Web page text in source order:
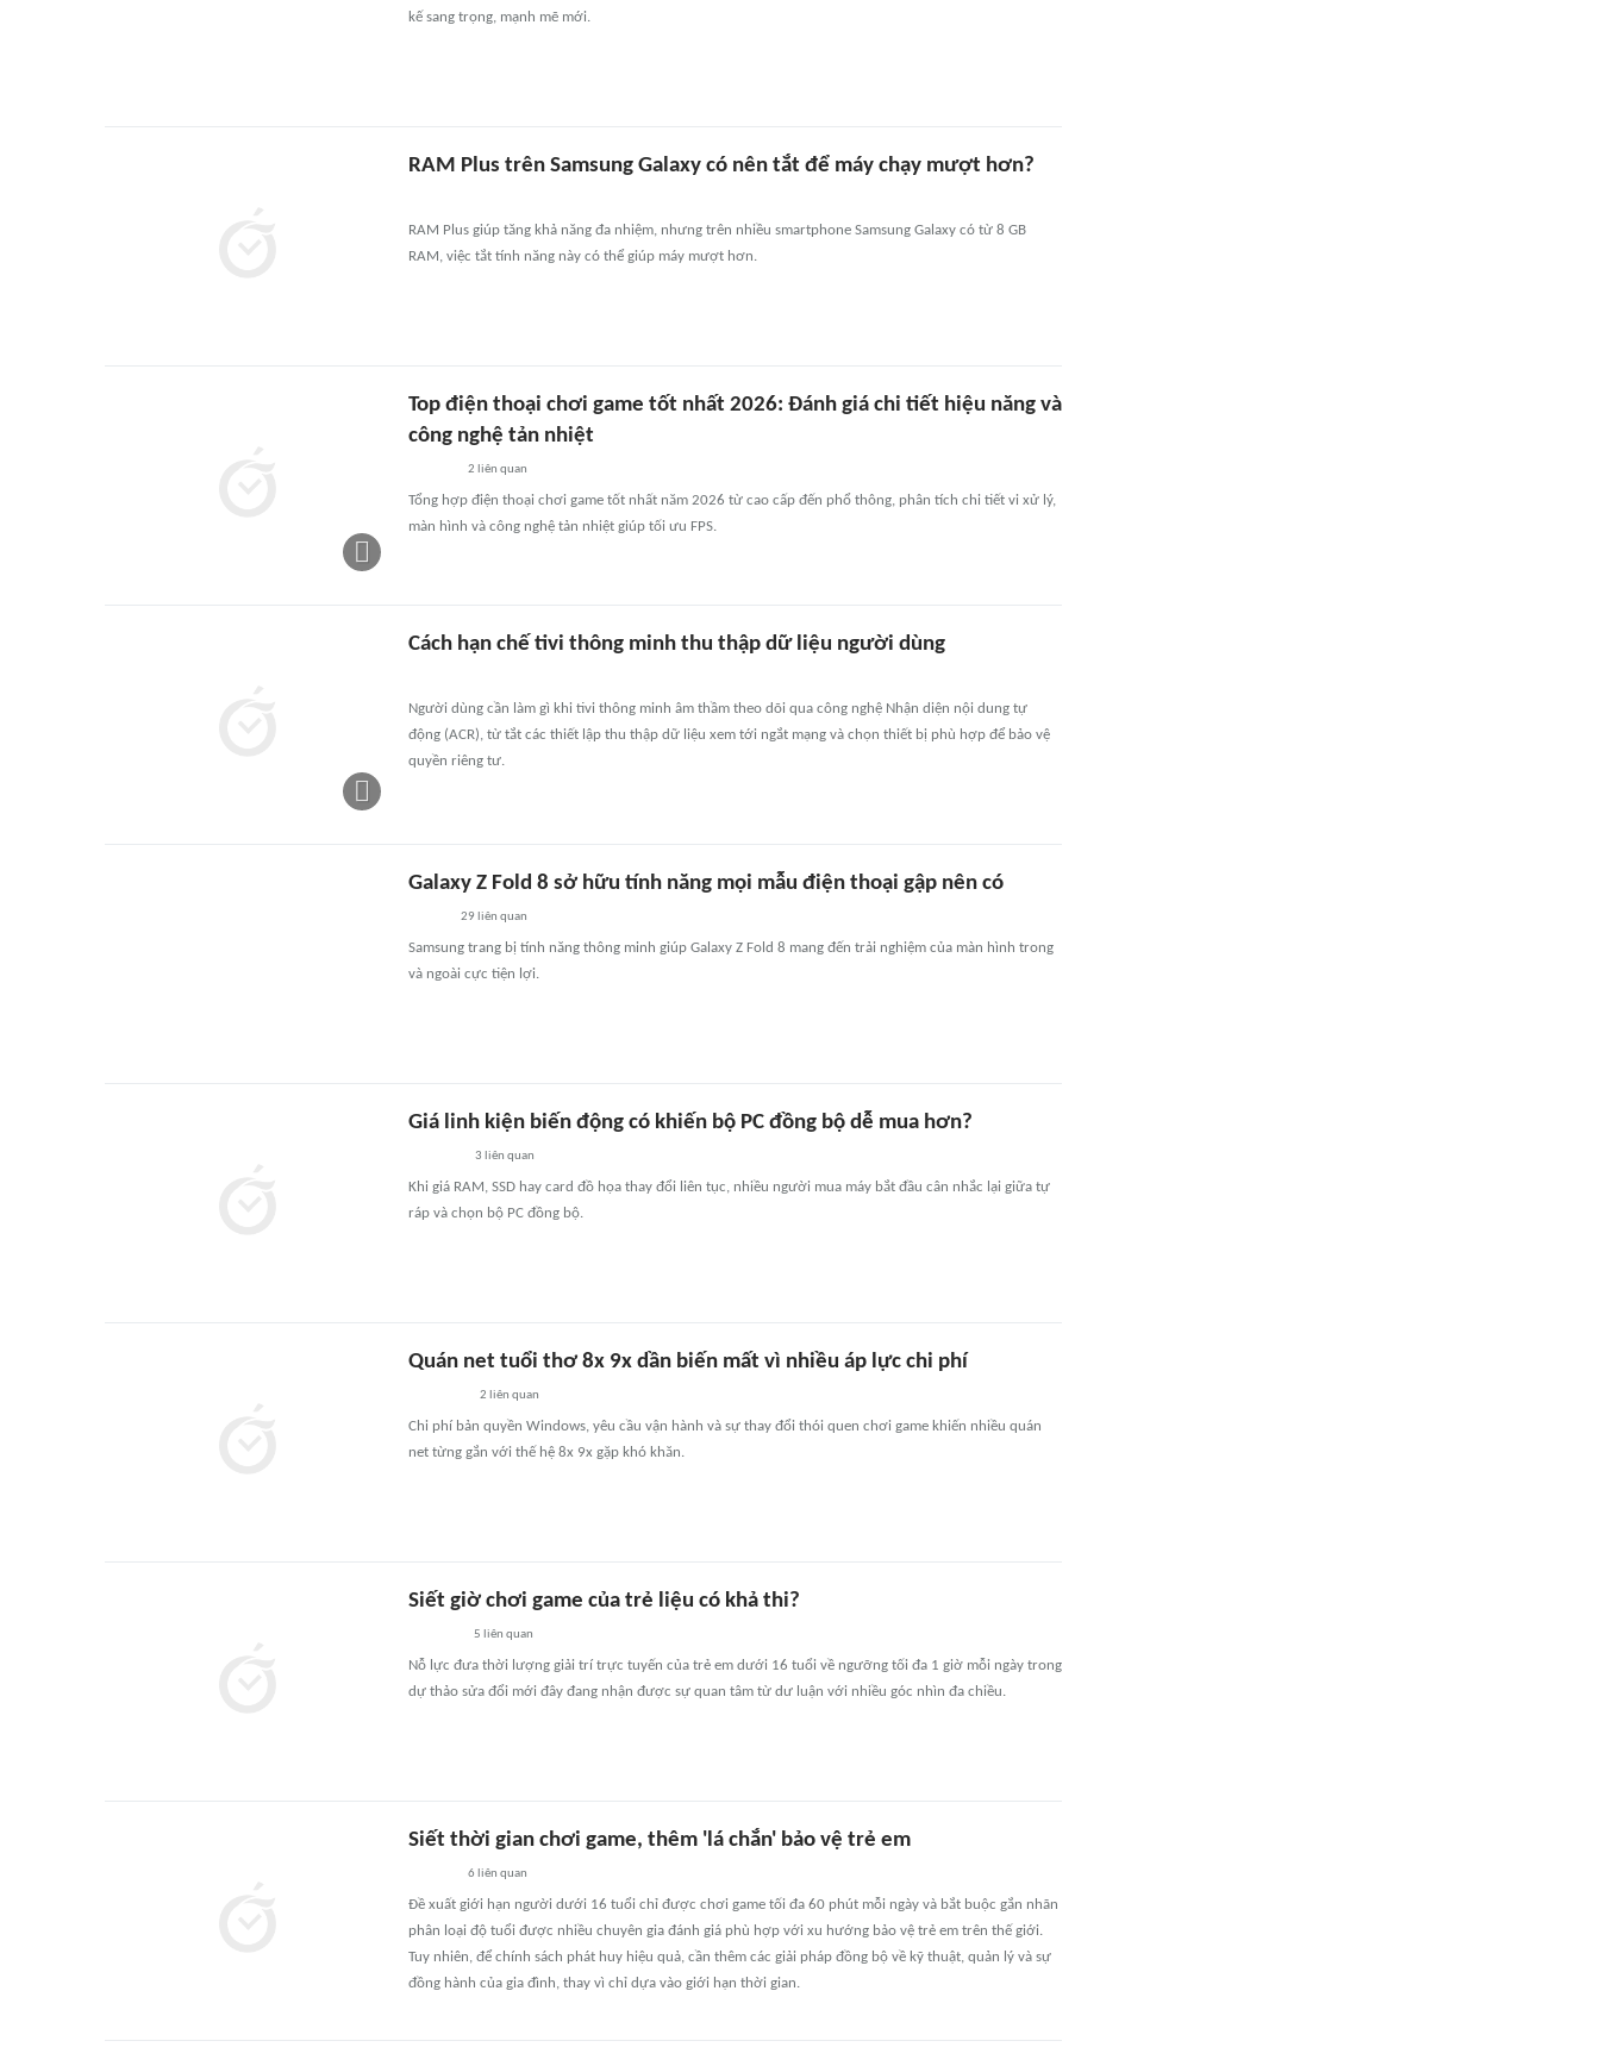
kế sang trọng, mạnh mẽ mới.
RAM Plus trên Samsung Galaxy có nên tắt để máy chạy mượt hơn?
RAM Plus giúp tăng khả năng đa nhiệm, nhưng trên nhiều smartphone Samsung Galaxy có từ 8 GB
RAM, việc tắt tính năng này có thể giúp máy mượt hơn.
Top điện thoại chơi game tốt nhất 2026: Đánh giá chi tiết hiệu năng và
công nghệ tản nhiệt
2 liên quan
Tổng hợp điện thoại chơi game tốt nhất năm 2026 từ cao cấp đến phổ thông, phân tích chi tiết vi xử lý,
màn hình và công nghệ tản nhiệt giúp tối ưu FPS.
Cách hạn chế tivi thông minh thu thập dữ liệu người dùng
Người dùng cần làm gì khi tivi thông minh âm thầm theo dõi qua công nghệ Nhận diện nội dung tự
động (ACR), từ tắt các thiết lập thu thập dữ liệu xem tới ngắt mạng và chọn thiết bị phù hợp để bảo vệ
quyền riêng tư.
Galaxy Z Fold 8 sở hữu tính năng mọi mẫu điện thoại gập nên có
29 liên quan
Samsung trang bị tính năng thông minh giúp Galaxy Z Fold 8 mang đến trải nghiệm của màn hình trong
và ngoài cực tiện lợi.
Giá linh kiện biến động có khiến bộ PC đồng bộ dễ mua hơn?
3 liên quan
Khi giá RAM, SSD hay card đồ họa thay đổi liên tục, nhiều người mua máy bắt đầu cân nhắc lại giữa tự
ráp và chọn bộ PC đồng bộ.
Quán net tuổi thơ 8x 9x dần biến mất vì nhiều áp lực chi phí
2 liên quan
Chi phí bản quyền Windows, yêu cầu vận hành và sự thay đổi thói quen chơi game khiến nhiều quán
net từng gắn với thế hệ 8x 9x gặp khó khăn.
Siết giờ chơi game của trẻ liệu có khả thi?
5 liên quan
Nỗ lực đưa thời lượng giải trí trực tuyến của trẻ em dưới 16 tuổi về ngưỡng tối đa 1 giờ mỗi ngày trong
dự thảo sửa đổi mới đây đang nhận được sự quan tâm từ dư luận với nhiều góc nhìn đa chiều.
Siết thời gian chơi game, thêm 'lá chắn' bảo vệ trẻ em
6 liên quan
Đề xuất giới hạn người dưới 16 tuổi chỉ được chơi game tối đa 60 phút mỗi ngày và bắt buộc gắn nhãn
phân loại độ tuổi được nhiều chuyên gia đánh giá phù hợp với xu hướng bảo vệ trẻ em trên thế giới.
Tuy nhiên, để chính sách phát huy hiệu quả, cần thêm các giải pháp đồng bộ về kỹ thuật, quản lý và sự
đồng hành của gia đình, thay vì chỉ dựa vào giới hạn thời gian.